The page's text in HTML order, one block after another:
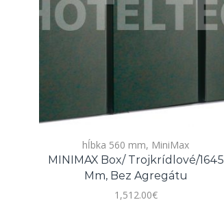
hĺbka 560 mm, MiniMax
MINIMAX Box/ Trojkrídlové/1645
Mm, Bez Agregátu
1,512.00€